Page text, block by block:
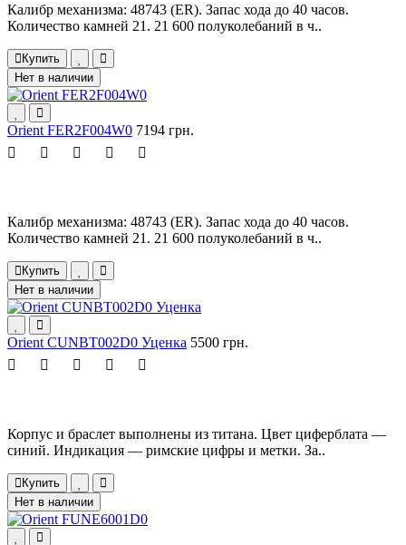
Калибр механизма: 48743 (ER). Запас хода до 40 часов.
Количество камней 21. 21 600 полуколебаний в ч..
Купить
Нет в наличии
Orient FER2F004W0 7194 грн.
Калибр механизма: 48743 (ER). Запас хода до 40 часов.
Количество камней 21. 21 600 полуколебаний в ч..
Купить
Нет в наличии
Orient CUNBT002D0 Уценка 5500 грн.
Корпус и браслет выполнены из титана. Цвет циферблата —
синий. Индикация — римские цифры и метки. За..
Купить
Нет в наличии